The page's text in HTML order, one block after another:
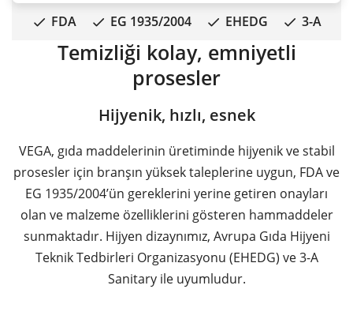
FDA EG 1935/2004 EHEDG 3-A
Temizliği kolay, emniyetli
prosesler
Hijyenik, hızlı, esnek
VEGA, gıda maddelerinin üretiminde hijyenik ve stabil
prosesler için branşın yüksek taleplerine uygun, FDA ve
EG 1935/2004’ün gereklerini yerine getiren onayları
olan ve malzeme özelliklerini gösteren hammaddeler
sunmaktadır. Hijyen dizaynımız, Avrupa Gıda Hijyeni
Teknik Tedbirleri Organizasyonu (EHEDG) ve 3-A
Sanitary ile uyumludur.